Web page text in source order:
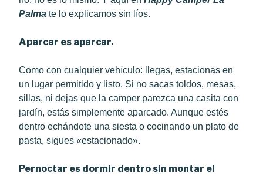
Palma te lo explicamos sin líos.
Aparcar es aparcar.
Como con cualquier vehículo: llegas, estacionas en
un lugar permitido y listo. Si no sacas toldos, mesas,
sillas, ni dejas que la camper parezca una casita con
jardín, estás simplemente aparcado. Aunque estés
dentro echándote una siesta o cocinando un plato de
pasta, sigues «estacionado».
Pernoctar es dormir dentro sin montar el